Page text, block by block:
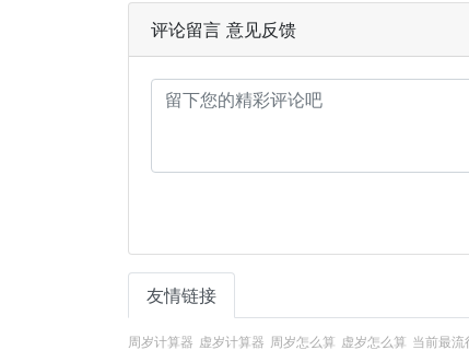
评论留言 意见反馈
友情链接
周岁计算器 虚岁计算器 周岁怎么算 虚岁怎么算 当前最流